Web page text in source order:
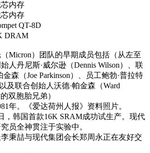
内存
内存
QT-8D
DRAM
Micron）团队的早期成员包括（从左至
人丹尼斯·威尔逊（Dennis Wilson）、联
金森（Joe Parkinson）、员工鲍勃·普拉特
以及联合创始人沃德·帕金森（Ward
双胞胎兄弟）
年。《爱达荷州人报》资料照片。
，韩国首款16K SRAM成功试生产。现代
员全神贯注于实验中。
秉喆与现代集团会长郑周永正在友好交